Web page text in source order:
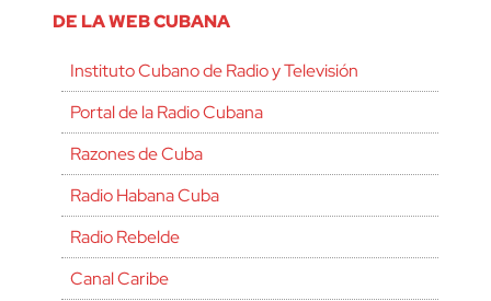
DE LA WEB CUBANA
Instituto Cubano de Radio y Televisión
Portal de la Radio Cubana
Razones de Cuba
Radio Habana Cuba
Radio Rebelde
Canal Caribe